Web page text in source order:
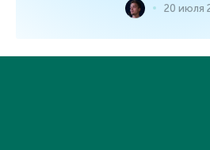
20 июля